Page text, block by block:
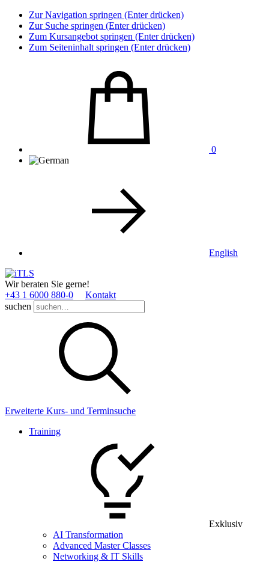
Zur Navigation springen (Enter drücken)
Zur Suche springen (Enter drücken)
Zum Kursangebot springen (Enter drücken)
Zum Seiteninhalt springen (Enter drücken)
0
English
Wir beraten Sie gerne!
+43 1 6000 880­-0
Kontakt
suchen
Erweiterte Kurs- und Terminsuche
Training
Exklusiv
AI Transformation
Advanced Master Classes
Networking & IT Skills